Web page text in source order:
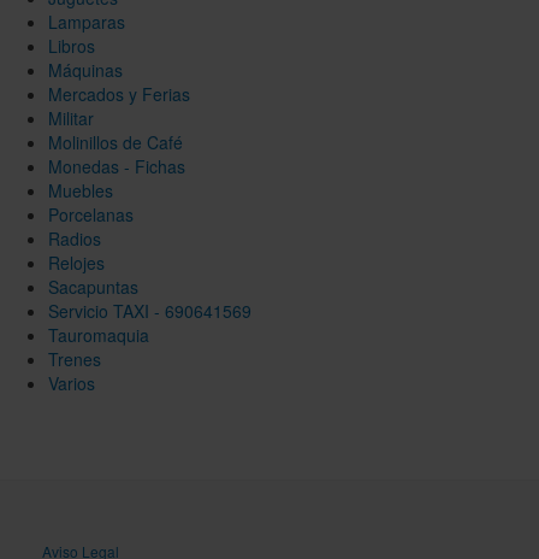
Lamparas
Libros
Máquinas
Mercados y Ferias
Militar
Molinillos de Café
Monedas - Fichas
Muebles
Porcelanas
Radios
Relojes
Sacapuntas
Servicio TAXI - 690641569
Tauromaquia
Trenes
Varios
Aviso Legal